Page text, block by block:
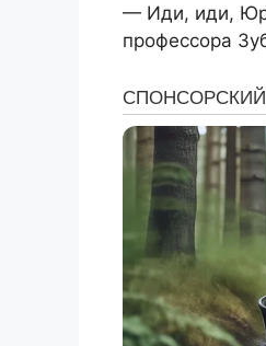
— Иди, иди,
профессора